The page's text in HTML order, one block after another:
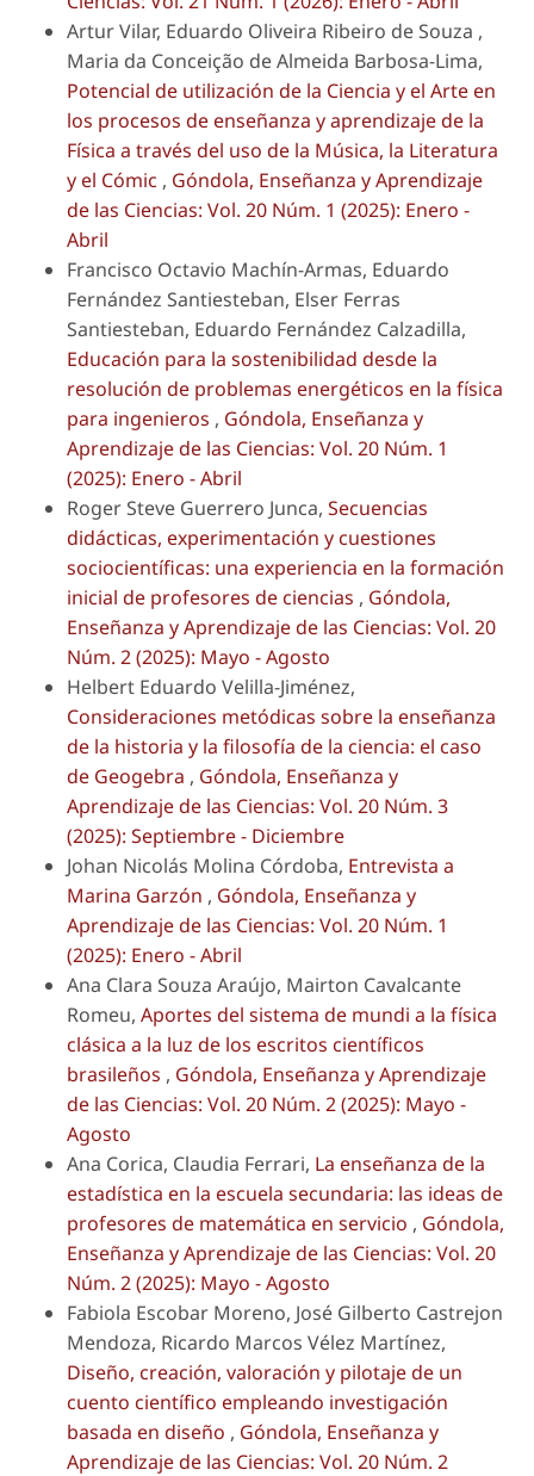
Artur Vilar, Eduardo Oliveira Ribeiro de Souza ,
Maria da Conceição de Almeida Barbosa-Lima,
Potencial de utilización de la Ciencia y el Arte en
los procesos de enseñanza y aprendizaje de la
Física a través del uso de la Música, la Literatura
y el Cómic , Góndola, Enseñanza y Aprendizaje
de las Ciencias: Vol. 20 Núm. 1 (2025): Enero -
Abril
Francisco Octavio Machín-Armas, Eduardo
Fernández Santiesteban, Elser Ferras
Santiesteban, Eduardo Fernández Calzadilla,
Educación para la sostenibilidad desde la
resolución de problemas energéticos en la física
para ingenieros , Góndola, Enseñanza y
Aprendizaje de las Ciencias: Vol. 20 Núm. 1
(2025): Enero - Abril
Roger Steve Guerrero Junca, Secuencias
didácticas, experimentación y cuestiones
sociocientíficas: una experiencia en la formación
inicial de profesores de ciencias , Góndola,
Enseñanza y Aprendizaje de las Ciencias: Vol. 20
Núm. 2 (2025): Mayo - Agosto
Helbert Eduardo Velilla-Jiménez,
Consideraciones metódicas sobre la enseñanza
de la historia y la filosofía de la ciencia: el caso
de Geogebra , Góndola, Enseñanza y
Aprendizaje de las Ciencias: Vol. 20 Núm. 3
(2025): Septiembre - Diciembre
Johan Nicolás Molina Córdoba, Entrevista a
Marina Garzón , Góndola, Enseñanza y
Aprendizaje de las Ciencias: Vol. 20 Núm. 1
(2025): Enero - Abril
Ana Clara Souza Araújo, Mairton Cavalcante
Romeu, Aportes del sistema de mundi a la física
clásica a la luz de los escritos científicos
brasileños , Góndola, Enseñanza y Aprendizaje
de las Ciencias: Vol. 20 Núm. 2 (2025): Mayo -
Agosto
Ana Corica, Claudia Ferrari, La enseñanza de la
estadística en la escuela secundaria: las ideas de
profesores de matemática en servicio , Góndola,
Enseñanza y Aprendizaje de las Ciencias: Vol. 20
Núm. 2 (2025): Mayo - Agosto
Fabiola Escobar Moreno, José Gilberto Castrejon
Mendoza, Ricardo Marcos Vélez Martínez,
Diseño, creación, valoración y pilotaje de un
cuento científico empleando investigación
basada en diseño , Góndola, Enseñanza y
Aprendizaje de las Ciencias: Vol. 20 Núm. 2